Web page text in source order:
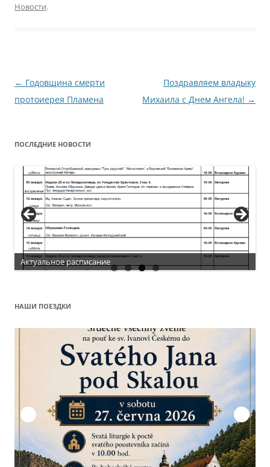
Новости.
Навигация
по
← Годовщина смерти
протоиерея Пламена
Поздравляем владыку
Михаила с Днем Ангела! →
ПОСЛЕДНИЕ НОВОСТИ
Актуальное расписание
НАШИ ПОЕЗДКИ